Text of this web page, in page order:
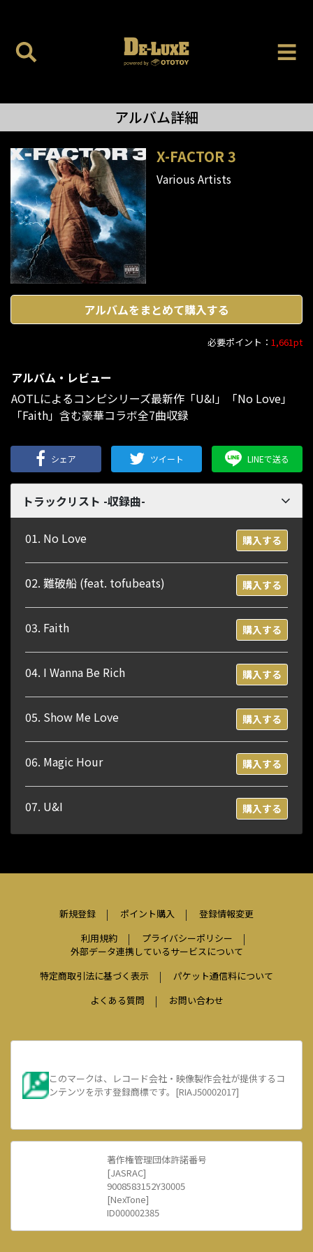
アルバム詳細
X-FACTOR 3
Various Artists
アルバムをまとめて購入する
必要ポイント： 1,661pt
アルバム・レビュー
AOTLによるコンピシリーズ最新作「U&I」「No Love」
「Faith」含む豪華コラボ全7曲収録
シェア ツイート LINEで送る
トラックリスト -収録曲-
01. No Love 購入する
02. 難破船 (feat. tofubeats) 購入する
03. Faith 購入する
04. I Wanna Be Rich 購入する
05. Show Me Love 購入する
06. Magic Hour 購入する
07. U&I 購入する
新規登録 ポイント購入
登録情報変更
利用規約
プライバシーポリシー
外部データ連携しているサービスについて
特定商取引法に基づく表示
パケット通信料について
よくある質問
お問い合わせ
このマークは、レコード会社・映像製作会社が提供するコ
ンテンツを示す登録商標です。[RIAJ50002017]
著作権管理団体許諾番号
[JASRAC]
9008583152Y30005
[NexTone]
ID000002385